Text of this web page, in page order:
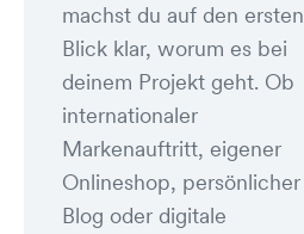
machst du auf den ersten
Blick klar, worum es bei
deinem Projekt geht. Ob
internationaler
Markenauftritt, eigener
Onlineshop, persönlicher
Blog oder digitale